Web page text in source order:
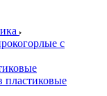
с
пластиковые